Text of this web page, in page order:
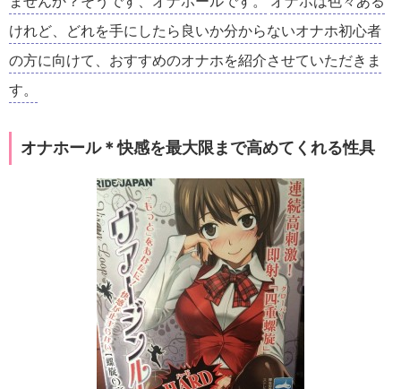
けれど、どれを手にしたら良いか分からないオナホ初心者
の方に向けて、おすすめのオナホを紹介させていただきま
す。
オナホール＊快感を最大限まで高めてくれる性具